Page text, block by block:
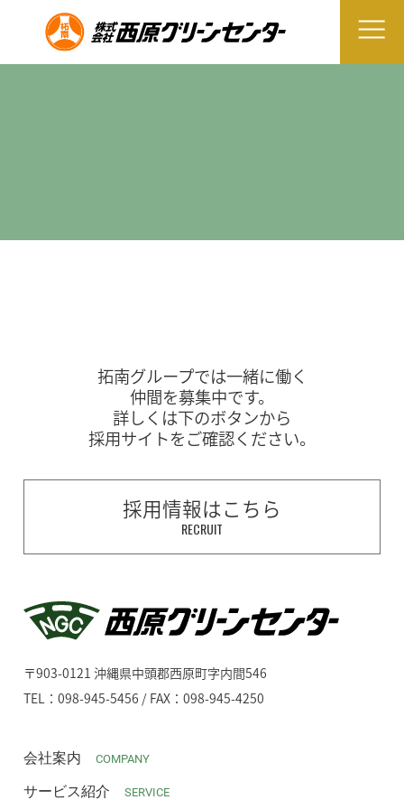
拓南グループでは一緒に働く
仲間を募集中です。
詳しくは下のボタンから
採用サイトをご確認ください。
採用情報はこちら
RECRUIT
〒903-0121 沖縄県中頭郡西原町字内間546
TEL：098-945-5456 / FAX：098-945-4250
会社案内 COMPANY
サービス紹介 SERVICE